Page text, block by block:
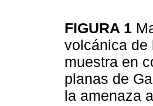
FIGURA 1
volcánica de
muestra en
planas de
la amenaza